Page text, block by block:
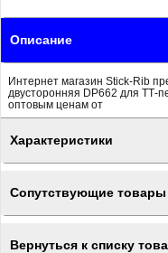
Описание
Интернет магазин Stick-Rib
двусторонняя DP662 для ТТ-
оптовым ценам от
Характеристики
Сопутствующие товары
Вернуться к списку